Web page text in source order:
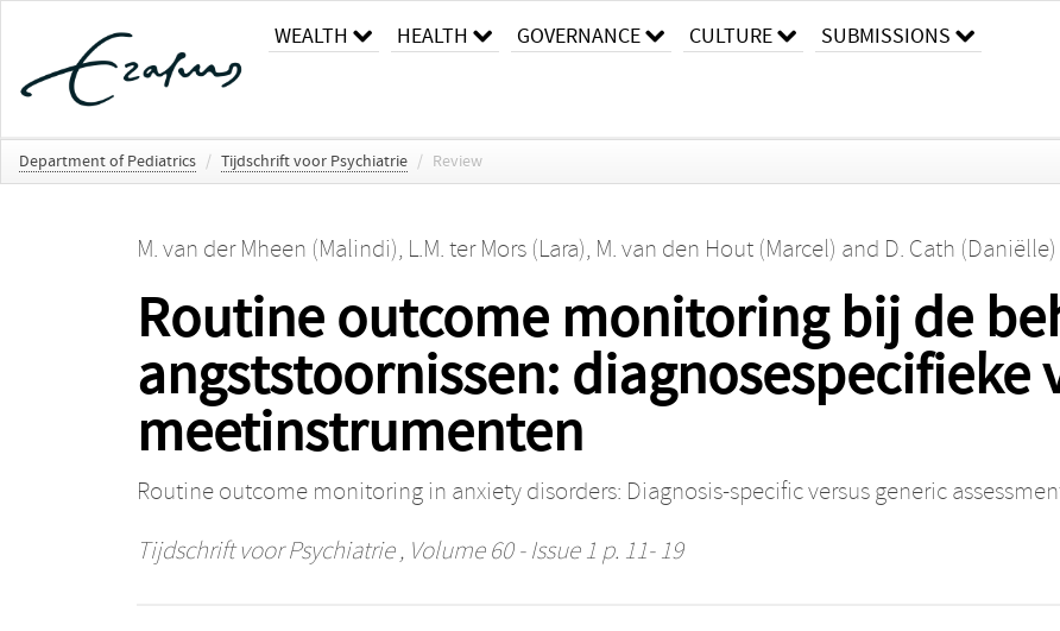
WEALTH HEALTH GOVERNANCE CULTURE SUBMISSIONS
Department of Pediatrics / Tijdschrift voor Psychiatrie / Review
M. van der Mheen (Malindi), L.M. ter Mors (Lara), M. van den Hout (Marcel) and D. Cath (Daniëlle)
Routine outcome monitoring bij de
angststoornissen: diagnosespecifieke
meetinstrumenten
Routine outcome monitoring in anxiety disorders: Diagnosis-specific versus generic
Tijdschrift voor Psychiatrie, Volume 60 - Issue 1 p. 11- 19